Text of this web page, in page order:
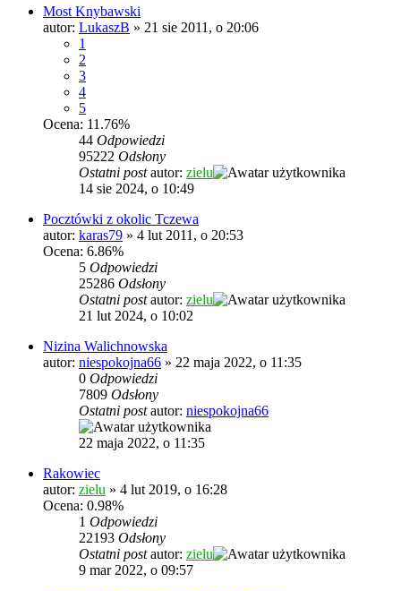
Most Knybawski
autor: LukaszB » 21 sie 2011, o 20:06
1
2
3
4
5
Ocena: 11.76%
44 Odpowiedzi
95222 Odsłony
Ostatni postautor: zielu
14 sie 2024, o 10:49
Pocztówki z okolic Tczewa
autor: karas79 » 4 lut 2011, o 20:53
Ocena: 6.86%
5 Odpowiedzi
25286 Odsłony
Ostatni postautor: zielu
21 lut 2024, o 10:02
Nizina Walichnowska
autor: niespokojna66 » 22 maja 2022, o 11:35
0 Odpowiedzi
7809 Odsłony
Ostatni postautor: niespokojna66
22 maja 2022, o 11:35
Rakowiec
autor: zielu » 4 lut 2019, o 16:28
Ocena: 0.98%
1 Odpowiedzi
22193 Odsłony
Ostatni postautor: zielu
9 mar 2022, o 09:57